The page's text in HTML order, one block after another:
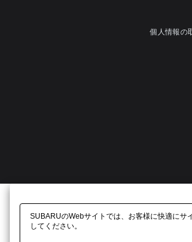
個人情報の
SUBARUのWebサイトでは、お客様に快適にサ
してください。​